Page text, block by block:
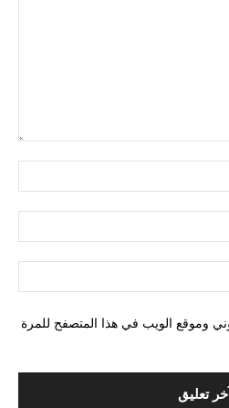
وموقع الويب في هذا المتصفح للمرة